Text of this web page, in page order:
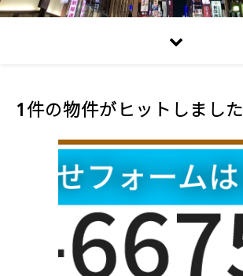
1件の物件がヒットしました